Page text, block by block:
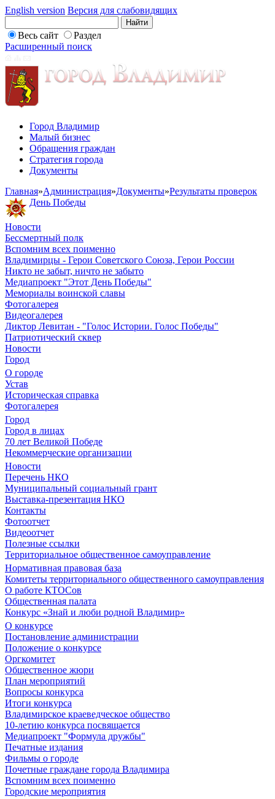
English version Версия для слабовидящих
Весь сайт
Раздел
Расширенный поиск
Город Владимир
Малый бизнес
Обращения граждан
Стратегия города
Документы
Главная»Администрация»Документы»Результаты проверок
День Победы
Новости
Бессмертный полк
Вспомним всех поименно
Владимирцы - Герои Советского Союза, Герои России
Никто не забыт, ничто не забыто
Медиапроект "Этот День Победы"
Мемориалы воинской славы
Фотогалерея
Видеогалерея
Диктор Левитан - "Голос Истории. Голос Победы"
Патриотический сквер
Новости
Город
О городе
Устав
Историческая справка
Фотогалерея
Город
Город в лицах
70 лет Великой Победе
Некоммерческие организации
Новости
Перечень НКО
Муниципальный социальный грант
Выставка-презентация НКО
Контакты
Фотоотчет
Видеоотчет
Полезные ссылки
Территориальное общественное самоуправление
Нормативная правовая база
Комитеты территориального общественного самоуправления
О работе КТОСов
Общественная палата
Конкурс «Знай и люби родной Владимир»
О конкурсе
Постановление администрации
Положение о конкурсе
Оргкомитет
Общественное жюри
План мероприятий
Вопросы конкурса
Итоги конкурса
Владимирское краеведческое общество
10-летию конкурса посвящается
Медиапроект "Формула дружбы"
Печатные издания
Фильмы о городе
Почетные граждане города Владимира
Вспомним всех поименно
Городские мероприятия